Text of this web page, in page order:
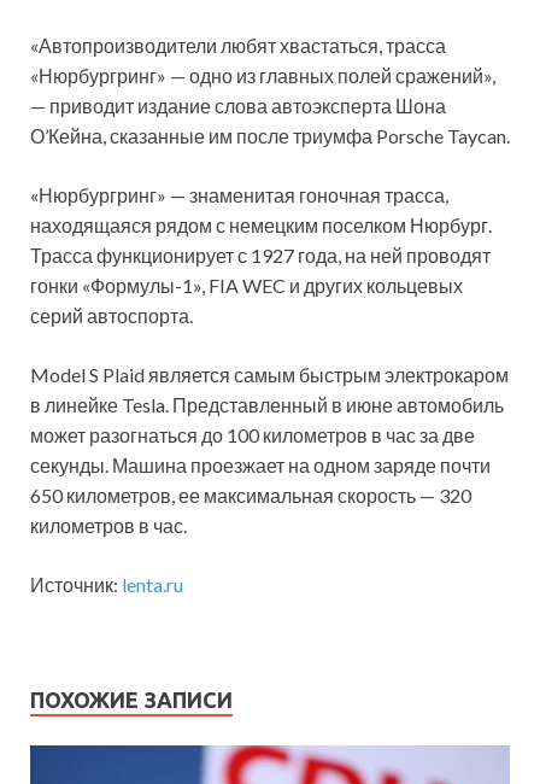
«Автопроизводители любят хвастаться, трасса
«Нюрбургринг» — одно из главных полей сражений»,
— приводит издание слова автоэксперта Шона
О’Кейна, сказанные им после триумфа Porsche Taycan.
«Нюрбургринг» — знаменитая гоночная трасса,
находящаяся рядом с немецким поселком Нюрбург.
Трасса функционирует с 1927 года, на ней проводят
гонки «Формулы-1», FIA WEC и других кольцевых
серий автоспорта.
Model S Plaid является самым быстрым электрокаром
в линейке Tesla. Представленный в июне автомобиль
может разогнаться до 100 километров в час за две
секунды. Машина проезжает на одном заряде почти
650 километров, ее максимальная скорость — 320
километров в час.
Источник: lenta.ru
ПОХОЖИЕ ЗАПИСИ